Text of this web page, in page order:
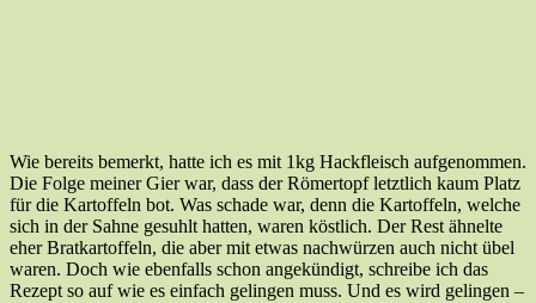
Wie bereits bemerkt, hatte ich es mit 1kg Hackfleisch aufgenommen.
Die Folge meiner Gier war, dass der Römertopf letztlich kaum Platz
für die Kartoffeln bot. Was schade war, denn die Kartoffeln, welche
sich in der Sahne gesuhlt hatten, waren köstlich. Der Rest ähnelte
eher Bratkartoffeln, die aber mit etwas nachwürzen auch nicht übel
waren. Doch wie ebenfalls schon angekündigt, schreibe ich das
Rezept so auf wie es einfach gelingen muss. Und es wird gelingen –